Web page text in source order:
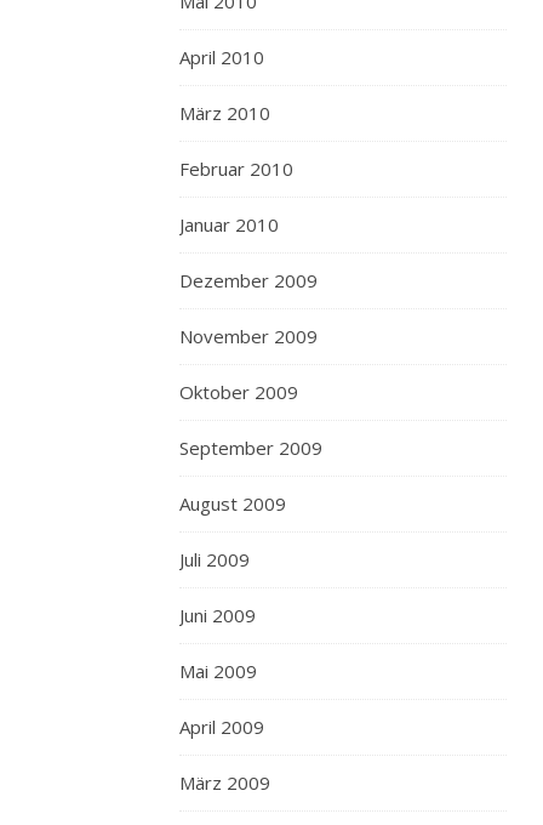
April 2010
März 2010
Februar 2010
Januar 2010
Dezember 2009
November 2009
Oktober 2009
September 2009
August 2009
Juli 2009
Juni 2009
Mai 2009
April 2009
März 2009